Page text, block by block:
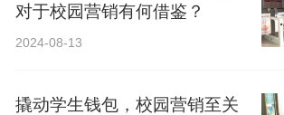
对于校园营销有何借鉴？
2024-08-13
撬动学生钱包，校园营销至关